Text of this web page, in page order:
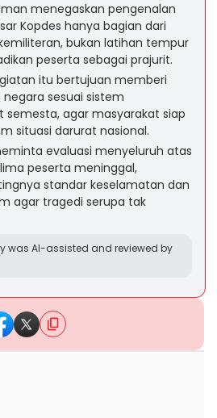
menegaskan pengenalan
Kopdes hanya bagian dari
bukan latihan tempur
peserta sebagai prajurit.
itu bertujuan memberi
sesuai sistem
semesta, agar masyarakat siap
situasi darurat nasional.
evaluasi menyeluruh atas
peserta meninggal,
standar keselamatan dan
agar tragedi serupa tak
was AI-assisted and reviewed by